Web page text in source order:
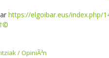
https://elgoibar.eus/index.php/
/ OpiniÃ³n